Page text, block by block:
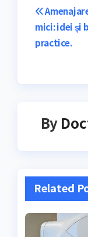
în
mici: idei și
practice.
By
Related